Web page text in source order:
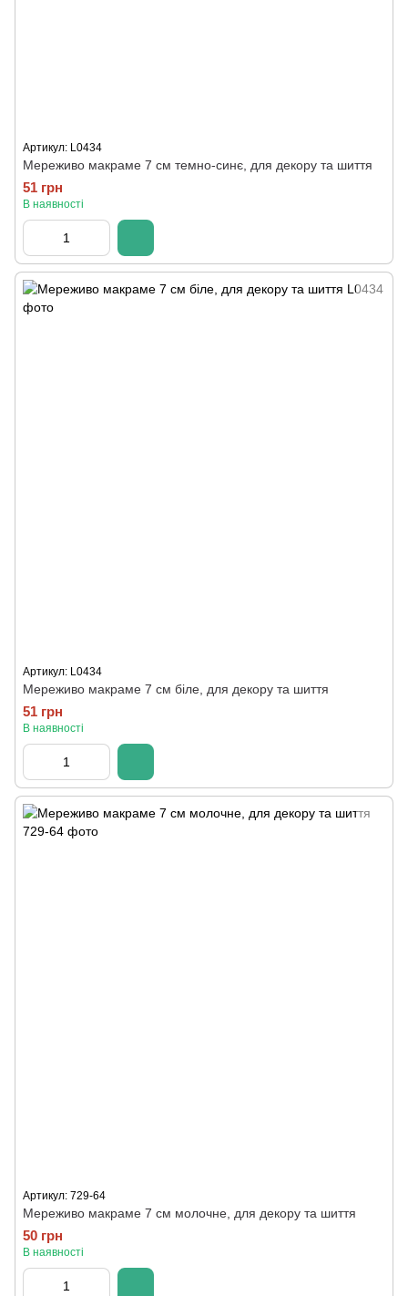
Артикул: L0434
Мереживо макраме 7 см темно-синє, для декору та шиття
51 грн
В наявності
Артикул: L0434
Мереживо макраме 7 см біле, для декору та шиття
51 грн
В наявності
Артикул: 729-64
Мереживо макраме 7 см молочне, для декору та шиття
50 грн
В наявності